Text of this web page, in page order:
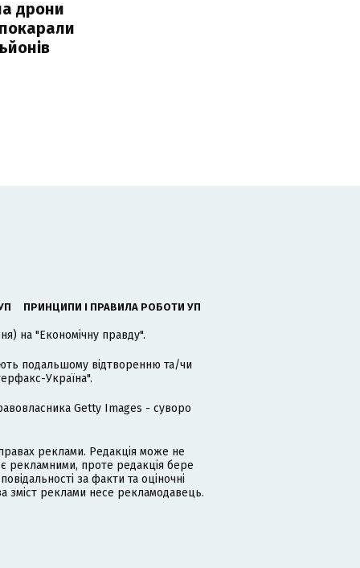
дрони
ПРИНЦИПИ І ПРАВИЛА РОБОТИ УП
на "Економічну правду".
подальшому відтворенню та/чи
Україна".
Getty Images - суворо
реклами. Редакція може не
рекламними, проте редакція бере
за факти та оціночні
зміст реклами несе рекламодавець.